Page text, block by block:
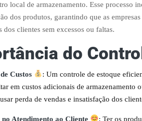
local de armazenamento. Esse processo
dos produtos, garantindo que as
dos clientes sem excessos ou faltas.
do
Custos
: Um controle de estoque
em custos adicionais de
perda de vendas e insatisfação dos
Atendimento ao Cliente
: Ter os